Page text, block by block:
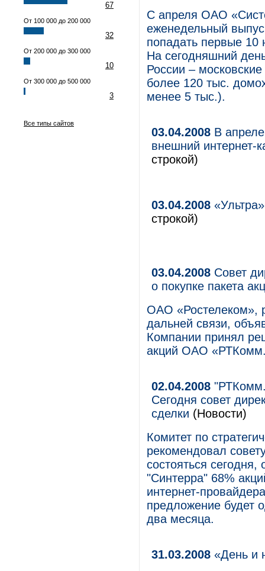
67
От 100 000 до 200 000
32
От 200 000 до 300 000
10
От 300 000 до 500 000
3
Все типы сайтов
С апреля ОАО
еженедельный
попадать первые
На сегодняшний
России –
более 120 тыс.
менее 5 тыс.).
03.04.2008 В
внешний интернет-
строкой)
03.04.2008
строкой)
03.04.2008 Совет
о покупке пакета
ОАО «Ростелеком»,
дальней связи,
Компании принял
акций ОАО
02.04.2008
Сегодня совет
сделки (Новости)
Комитет по
рекомендовал
состояться
"Синтерра" 68%
интернет-
предложение будет
два месяца.
31.03.2008 «День и